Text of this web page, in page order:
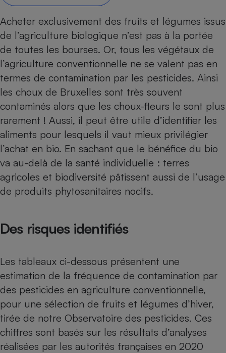
Acheter exclusivement des fruits et légumes issus
de l’agriculture biologique n’est pas à la portée
de toutes les bourses. Or, tous les végétaux de
l’agri­culture conventionnelle ne se valent pas en
termes de contamination par les pesticides. Ainsi
les choux de Bruxelles sont très souvent
contaminés alors que les choux-fleurs le sont plus
rarement ! Aussi, il peut être utile d’identifier les
aliments pour lesquels il vaut mieux privi­légier
l’achat en bio. En sachant que le bénéfice du bio
va au-delà de la santé individuelle : terres
agricoles et biodiversité pâtissent aussi de l’usage
de produits phytosanitaires nocifs.
Des risques identifiés
Les tableaux ci-dessous présentent une
estimation de la fréquence de contamination par
des pesticides en agri­culture conventionnelle,
pour une sélection de fruits et légumes d’hiver,
tirée de notre Observatoire des pesticides. Ces
chiffres sont basés sur les résultats d’analyses
réalisées par les autorités françaises en 2020
Complément
alimentaire
bouteille
Assurance emprunteur
Banque
Petit électroménager -
Lave-linge
induction
Téléviseur
Antivirus
Matelas
Climatiseur -
Ventilateur
Mutuelle
Antimoustique